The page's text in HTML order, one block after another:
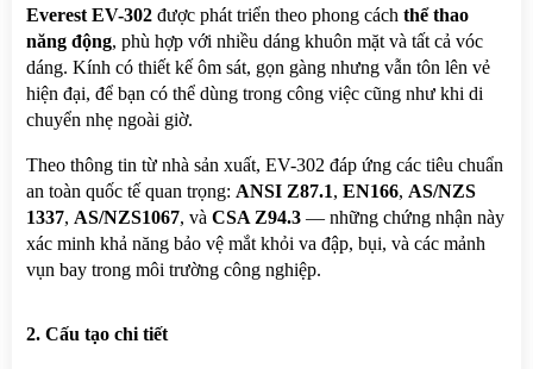
Everest EV-302 được phát triển theo phong cách thể thao
năng động, phù hợp với nhiều dáng khuôn mặt và tất cả vóc
dáng. Kính có thiết kế ôm sát, gọn gàng nhưng vẫn tôn lên vẻ
hiện đại, để bạn có thể dùng trong công việc cũng như khi di
chuyển nhẹ ngoài giờ.
Theo thông tin từ nhà sản xuất, EV-302 đáp ứng các tiêu chuẩn
an toàn quốc tế quan trọng: ANSI Z87.1, EN166, AS/NZS
1337, AS/NZS1067, và CSA Z94.3 — những chứng nhận này
xác minh khả năng bảo vệ mắt khỏi va đập, bụi, và các mảnh
vụn bay trong môi trường công nghiệp.
2. Cấu tạo chi tiết